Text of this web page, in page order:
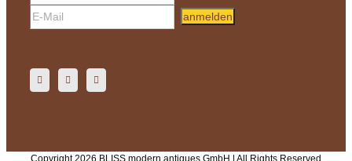
anmelden
Copyright 2026 BLISS modern antiques GmbH | All Rights Reserved